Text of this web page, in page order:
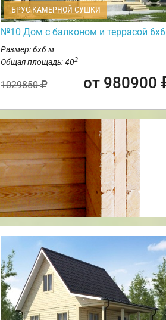
БРУС КАМЕРНОЙ СУШКИ
№10 Дом с балконом и террасой 6х6
Размер: 6х6 м
Общая площадь: 402
1029850 от 980900